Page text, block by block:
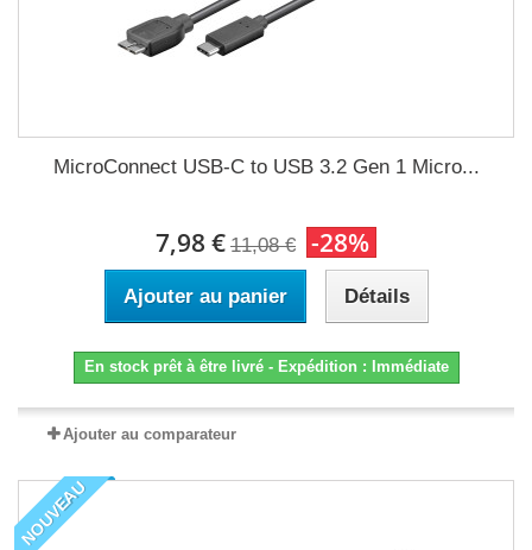
MicroConnect USB-C to USB 3.2 Gen 1 Micro...
7,98 € 11,08 € -28%
Ajouter au panier Détails
En stock prêt à être livré - Expédition : Immédiate
Ajouter au comparateur
NOUVEAU